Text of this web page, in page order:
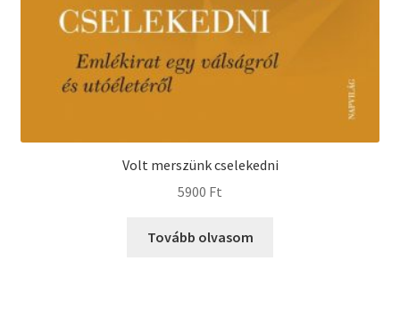
Volt merszünk cselekedni
5900 Ft
Tovább olvasom